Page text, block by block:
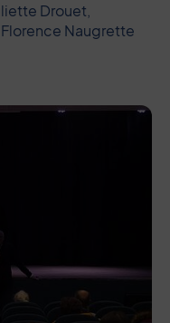
Drouet,
Naugrette